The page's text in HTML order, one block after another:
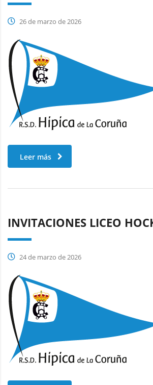
26 de marzo de 2026
Leer más
INVITACIONES LICEO
24 de marzo de 2026